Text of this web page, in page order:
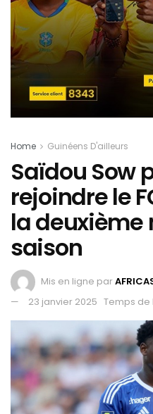
Home Guinéens D'ailleurs
Saïdou Sow
rejoindre le
la deuxième
saison
Mis en ligne par
23 janvier 2025 Temps de